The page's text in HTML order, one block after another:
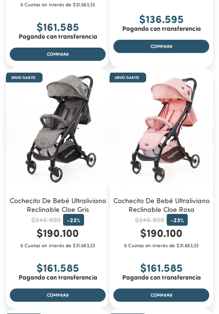
6 Cuotas sin interés de $31.683,33
$161.585
Pagando con transferencia
$136.595
Pagando con transferencia
ENVÍO GRATIS
Cochecito De Bebé Ultraliviano
Reclinable Cloe Gris
$246.800 -23%
$190.100
6 Cuotas sin interés de $31.683,33
$161.585
Pagando con transferencia
ENVÍO GRATIS
Cochecito De Bebé Ultraliviano
Reclinable Cloe Rosa
$246.800 -23%
$190.100
6 Cuotas sin interés de $31.683,33
$161.585
Pagando con transferencia